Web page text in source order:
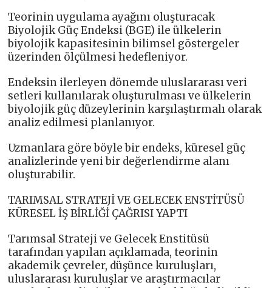
Teorinin uygulama ayağını oluşturacak
Biyolojik Güç Endeksi (BGE) ile ülkelerin
biyolojik kapasitesinin bilimsel göstergeler
üzerinden ölçülmesi hedefleniyor.
Endeksin ilerleyen dönemde uluslararası veri
setleri kullanılarak oluşturulması ve ülkelerin
biyolojik güç düzeylerinin karşılaştırmalı olarak
analiz edilmesi planlanıyor.
Uzmanlara göre böyle bir endeks, küresel güç
analizlerinde yeni bir değerlendirme alanı
oluşturabilir.
TARIMSAL STRATEJİ VE GELECEK ENSTİTÜSÜ
KÜRESEL İŞ BİRLİĞİ ÇAĞRISI YAPTI
Tarımsal Strateji ve Gelecek Enstitüsü
tarafından yapılan açıklamada, teorinin
akademik çevreler, düşünce kuruluşları,
uluslararası kuruluşlar ve araştırmacılar